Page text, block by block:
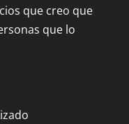
que creo que
que lo